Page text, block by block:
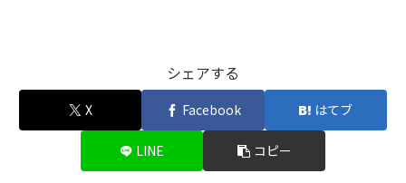
シェアする
X Facebook はてブ
LINE コピー